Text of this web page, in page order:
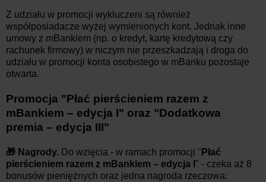
Z udziału w promocji wykluczeni są również
współposiadacze wyżej wymienionych kont. Jednak inne
umowy z mBankiem (np. o kredyt, kartę kredytową czy
rachunek firmowy) w niczym nie przeszkadzają i droga do
udziału w promocji konta osobistego w mBanku pozostaje
otwarta.
Promocja "Płać pierścieniem razem z
mBankiem – edycja I" oraz "Dodatkowa
premia – edycja III"
🎁 Nagrody. Do wzięcia - w ramach promocji " Płać
pierścieniem razem z mBankiem – edycja I " - czeka aż 8
bonusów pieniężnych oraz jedna nagroda rzeczowa: